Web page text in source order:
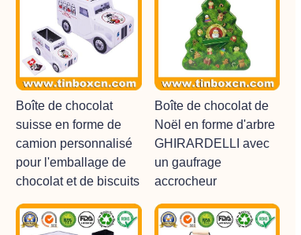
Boîte de chocolat
suisse en forme de
camion personnalisé
pour l'emballage de
chocolat et de biscuits
Boîte de chocolat de
Noël en forme d'arbre
GHIRARDELLI avec
un gaufrage
accrocheur